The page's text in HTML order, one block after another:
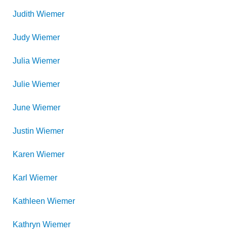
Judith Wiemer
Judy Wiemer
Julia Wiemer
Julie Wiemer
June Wiemer
Justin Wiemer
Karen Wiemer
Karl Wiemer
Kathleen Wiemer
Kathryn Wiemer